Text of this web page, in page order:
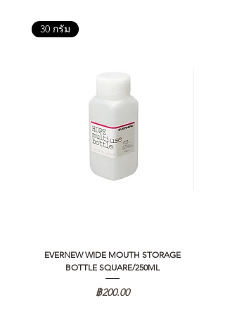
30 กรัม
EVERNEW WIDE MOUTH STORAGE
BOTTLE SQUARE/250ML
ราคา
฿200.00